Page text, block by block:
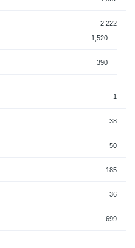
2,222
1,520
390
1
38
50
185
36
699